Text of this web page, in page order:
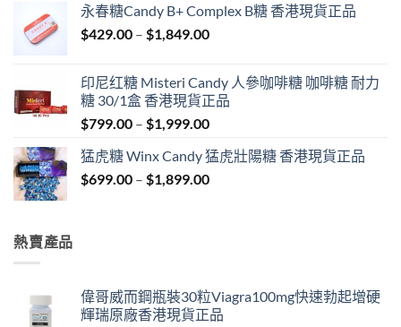
through
$1,999.00
永春糖Candy B+ Complex B糖 香港現貨正品
$429.00 – $1,849.00Price
through
$1,849.00
印尼红糖 Misteri Candy 人參咖啡糖 咖啡糖 耐力
糖 30/1盒 香港現貨正品
$799.00 – $1,999.00Price
$799.00
through
猛虎糖 Winx Candy 猛虎壯陽糖 香港現貨正品
$699.00 – $1,899.00Price
熱賣產品
偉哥威而鋼瓶裝30粒Viagra100mg快速勃起增硬
輝瑞原廠香港現貨正品